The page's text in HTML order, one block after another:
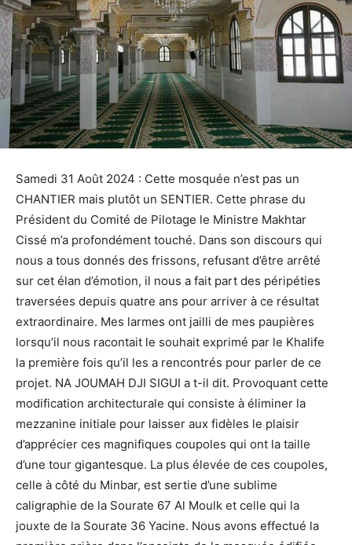
Samedi 31 Août 2024 : Cette mosquée n’est pas un
CHANTIER mais plutôt un SENTIER. Cette phrase du
Président du Comité de Pilotage le Ministre Makhtar
Cissé m’a profondément touché. Dans son discours qui
nous a tous donnés des frissons, refusant d’être arrêté
sur cet élan d’émotion, il nous a fait part des péripéties
traversées depuis quatre ans pour arriver à ce résultat
extraordinaire. Mes larmes ont jailli de mes paupières
lorsqu’il nous racontait le souhait exprimé par le Khalife
la première fois qu’il les a rencontrés pour parler de ce
projet. NA JOUMAH DJI SIGUI a t-il dit. Provoquant cette
modification architecturale qui consiste à éliminer la
mezzanine initiale pour laisser aux fidèles le plaisir
d’apprécier ces magnifiques coupoles qui ont la taille
d’une tour gigantesque. La plus élevée de ces coupoles,
celle à côté du Minbar, est sertie d’une sublime
caligraphie de la Sourate 67 Al Moulk et celle qui la
jouxte de la Sourate 36 Yacine. Nous avons effectué la